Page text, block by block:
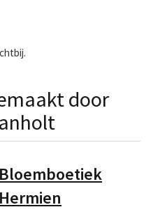
door
Bloemboetiek
Hermien